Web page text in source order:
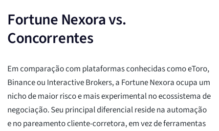
Fortune Nexora vs.
Concorrentes
Em comparação com plataformas conhecidas como eToro,
Binance ou Interactive Brokers, a Fortune Nexora ocupa um
nicho de maior risco e mais experimental no ecossistema de
negociação. Seu principal diferencial reside na automação
e no pareamento cliente-corretora, em vez de ferramentas